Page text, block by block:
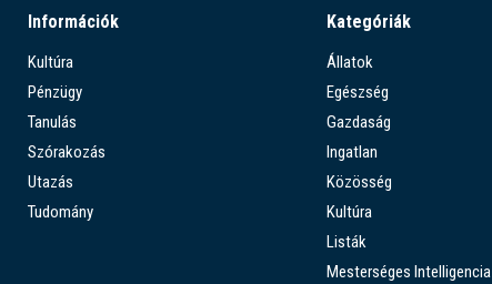
Információk
Kultúra
Pénzügy
Tanulás
Szórakozás
Utazás
Tudomány
Kategóriák
Állatok
Egészség
Gazdaság
Ingatlan
Közösség
Kultúra
Listák
Mesterséges Intelligencia